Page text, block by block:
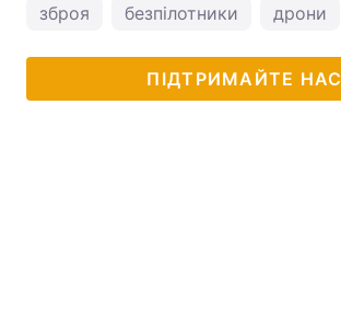
зброя безпілотники дрони
ПІДТРИМАЙТЕ НАС